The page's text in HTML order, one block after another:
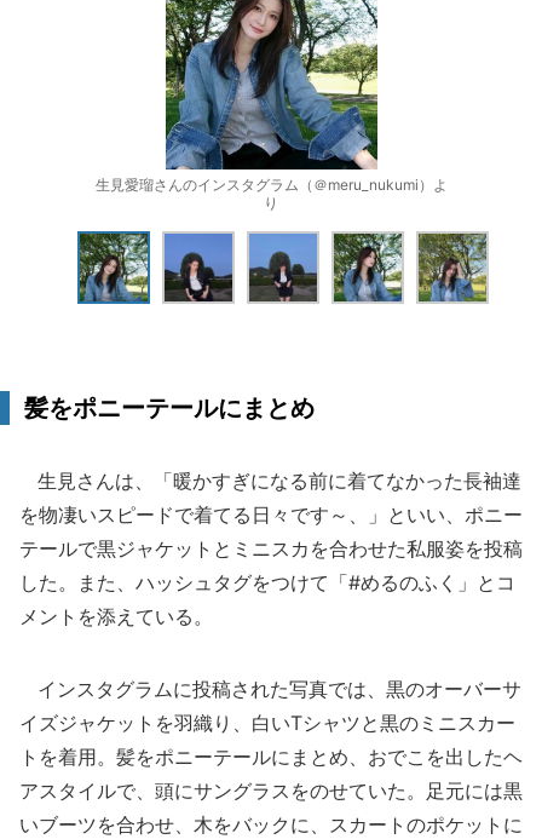
生見愛瑠さんのインスタグラム（＠meru_nukumi）よ
り
髪をポニーテールにまとめ
生見さんは、「暖かすぎになる前に着てなかった長袖達
を物凄いスピードで着てる日々です～、」といい、ポニー
テールで黒ジャケットとミニスカを合わせた私服姿を投稿
した。また、ハッシュタグをつけて「#めるのふく」とコ
メントを添えている。
インスタグラムに投稿された写真では、黒のオーバーサ
イズジャケットを羽織り、白いTシャツと黒のミニスカー
トを着用。髪をポニーテールにまとめ、おでこを出したヘ
アスタイルで、頭にサングラスをのせていた。足元には黒
いブーツを合わせ、木をバックに、スカートのポケットに